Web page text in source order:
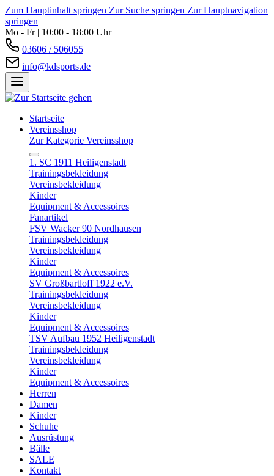
Zum Hauptinhalt springen Zur Suche springen Zur Hauptnavigation
springen
Mo - Fr | 10:00 - 18:00 Uhr
03606 / 506055
info@kdsports.de
Startseite
Vereinsshop
Zur Kategorie Vereinsshop
1. SC 1911 Heiligenstadt
Trainingsbekleidung
Vereinsbekleidung
Kinder
Equipment & Accessoires
Fanartikel
FSV Wacker 90 Nordhausen
Trainingsbekleidung
Vereinsbekleidung
Kinder
Equipment & Accessoires
SV Großbartloff 1922 e.V.
Trainingsbekleidung
Vereinsbekleidung
Kinder
Equipment & Accessoires
TSV Aufbau 1952 Heiligenstadt
Trainingsbekleidung
Vereinsbekleidung
Kinder
Equipment & Accessoires
Herren
Damen
Kinder
Schuhe
Ausrüstung
Bälle
SALE
Kontakt